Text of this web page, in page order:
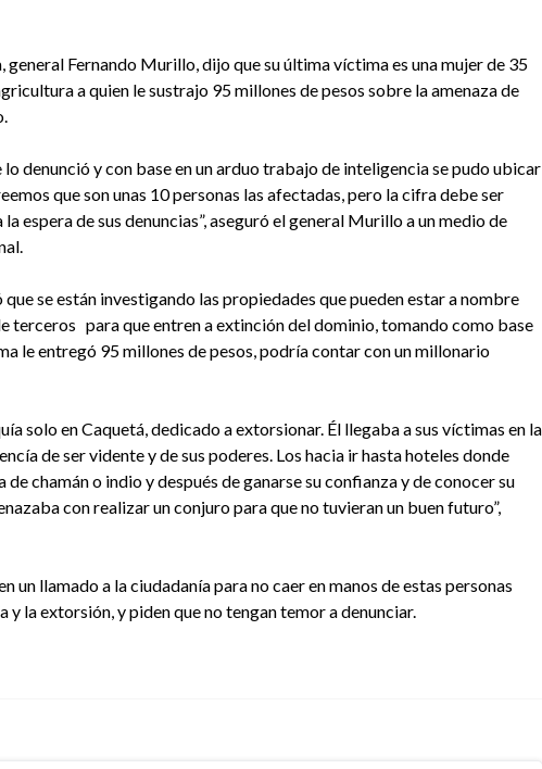
general Fernando Murillo, dijo que su última víctima es una mujer de 35
a quien le sustrajo 95 millones de pesos sobre la amenaza de
lo denunció y con base en un arduo trabajo de inteligencia se pudo ubicar
que son unas 10 personas las afectadas, pero la cifra debe ser
espera de sus denuncias”, aseguró el general Murillo a un medio de
se están investigando las propiedades que pueden estar a nombre
terceros para que entren a extinción del dominio, tomando como base
le entregó 95 millones de pesos, podría contar con un millonario
solo en Caquetá, dedicado a extorsionar. Él llegaba a sus víctimas en la
de ser vidente y de sus poderes. Los hacia ir hasta hoteles donde
de chamán o indio y después de ganarse su confianza y de conocer su
con realizar un conjuro para que no tuvieran un buen futuro”,
un llamado a la ciudadanía para no caer en manos de estas personas
y la extorsión, y piden que no tengan temor a denunciar.